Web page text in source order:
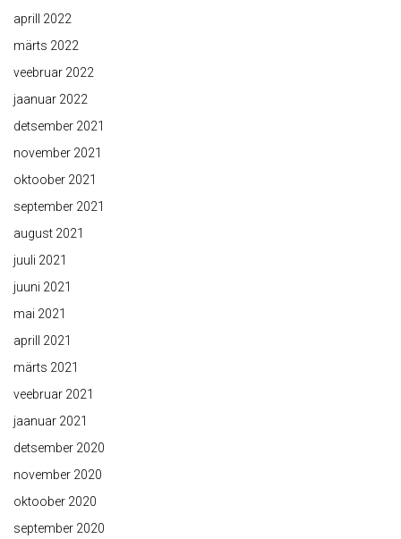
aprill 2022
märts 2022
veebruar 2022
jaanuar 2022
detsember 2021
november 2021
oktoober 2021
september 2021
august 2021
juuli 2021
juuni 2021
mai 2021
aprill 2021
märts 2021
veebruar 2021
jaanuar 2021
detsember 2020
november 2020
oktoober 2020
september 2020